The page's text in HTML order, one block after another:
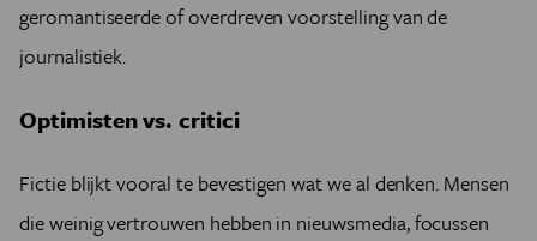
geromantiseerde of overdreven voorstelling van de
journalistiek.
Optimisten vs. critici
Fictie blijkt vooral te bevestigen wat we al denken. Mensen
die weinig vertrouwen hebben in nieuwsmedia, focussen